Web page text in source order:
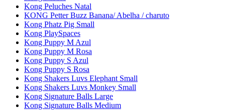
Kong Peluches Natal
KONG Petter Buzz Banana/ Abelha / charuto
Kong Phatz Pig Small
Kong PlaySpaces
Kong Puppy M Azul
Kong Puppy M Rosa
Kong Puppy S Azul
Kong Puppy S Rosa
Kong Shakers Luvs Elephant Small
Kong Shakers Luvs Monkey Small
Kong Signature Balls Large
Kong Signature Balls Medium